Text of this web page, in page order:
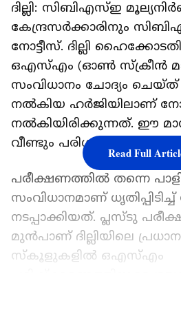
ദില്ലി: സിബിഎസ്ഇ
കേന്ദ്രസർക്കാരിനും
നോട്ടീസ്. ദില്ലി
ഒഎസ്എം (ഓണ്‍ സ്ക്രീൻ
സംവിധാനം ചോദ്യം
നൽകിയ ഹർജിയിലാണ്
നൽകിയിരിക്കുന്നത്. ഈ
വീണ്ടും പരിഗണിക്കും.
പരീക്ഷണത്തിൽ തന്നെ
സംവിധാനമാണ്
നടപ്പാക്കിയത്. പ്ലസ്ടു
മുൻപാണ് ദില്ലിയിലെ
സ്കൂളുകളിൽ ഒഎസ്എം
Read Full